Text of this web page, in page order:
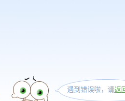
遇到错误啦，请返